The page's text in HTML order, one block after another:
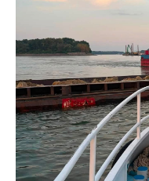
Adaugă
textul
textul
textul